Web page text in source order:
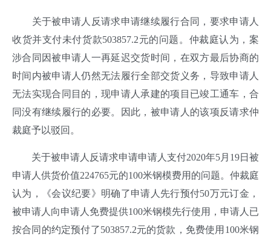
关于被申请人反请求申请继续履行合同，要求申请人
收货并支付未付货款503857.2元的问题。仲裁庭认为，案
涉合同因被申请人一再延迟交货时间，在双方最后协商的
时间内被申请人仍然无法履行全部交货义务，导致申请人
无法实现合同目的，现申请人承建的项目已竣工通车，合
同没有继续履行的必要。因此，被申请人的该项反请求仲
裁庭予以驳回。
关于被申请人反请求申请申请人支付2020年5月19日被
申请人供货价值224765元的100米钢模费用的问题。仲裁庭
认为，《会议纪要》明确了申请人先行预付50万元订金，
被申请人向申请人免费提供100米钢模先行使用，申请人已
按合同的约定预付了503857.2元的货款，免费使用100米钢